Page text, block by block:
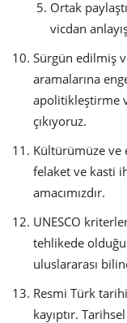
Ortak
vicdan
Sürgün edilmiş
aramalarına
apolitikleştirme
çıkıyoruz.
Kültürümüze ve
felaket ve kasti
amacımızdır.
UNESCO
tehlikede
uluslararası
Resmi Türk
kayıptır.